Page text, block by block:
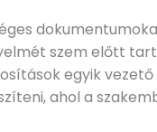
szem előtt
egyik
ahol a